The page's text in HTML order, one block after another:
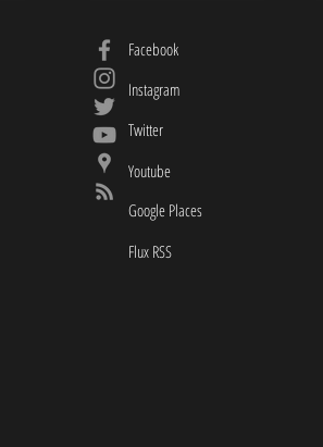
Facebook
Instagram
Twitter
Youtube
Google Places
Flux RSS